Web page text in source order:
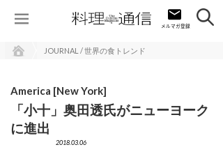
JOURNAL / 世界の食トレンド
America [New York]
「小十」奥田透氏がニューヨーク
に進出
2018.03.06